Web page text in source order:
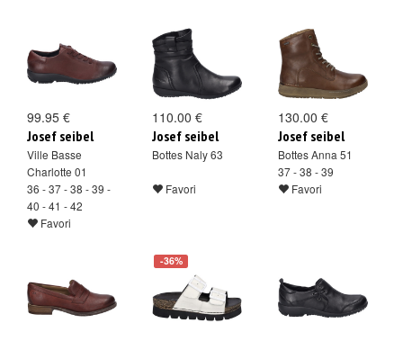
99.95 €
Josef seibel
Ville Basse
Charlotte 01
36 - 37 - 38 - 39 -
40 - 41 - 42
Favori
110.00 €
Josef seibel
Bottes Naly 63
Favori
130.00 €
Josef seibel
Bottes Anna 51
37 - 38 - 39
Favori
-36%